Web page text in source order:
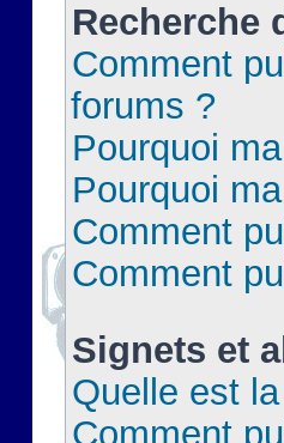
Recherche
Comment
forums ?
Pourquoi
Pourquoi
Comment
Comment
Signets et
Quelle est
Comment